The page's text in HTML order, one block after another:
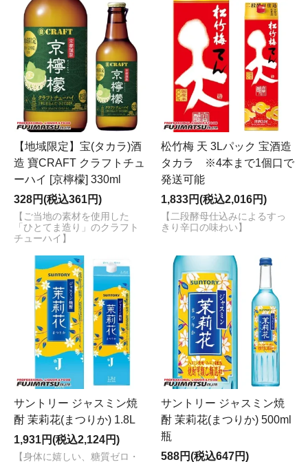
【地域限定】宝(タカラ)酒
造 寶CRAFT クラフトチュ
ーハイ [京檸檬] 330ml
328円(税込361円)
【ご当地の素材を使用した
「ひとてま造り」のクラフト
チューハイ】
松竹梅 天 3Lパック 宝酒造
タカラ ※4本まで1個口で
発送可能
1,833円(税込2,016円)
【二段酵母仕込みによるすっ
きり辛口の味わい】
サントリー ジャスミン焼
酎 茉莉花(まつりか) 1.8L
1,931円(税込2,124円)
【身体に嬉しい、糖質ゼロ・
サントリー ジャスミン焼
酎 茉莉花(まつりか) 500ml
瓶
588円(税込647円)